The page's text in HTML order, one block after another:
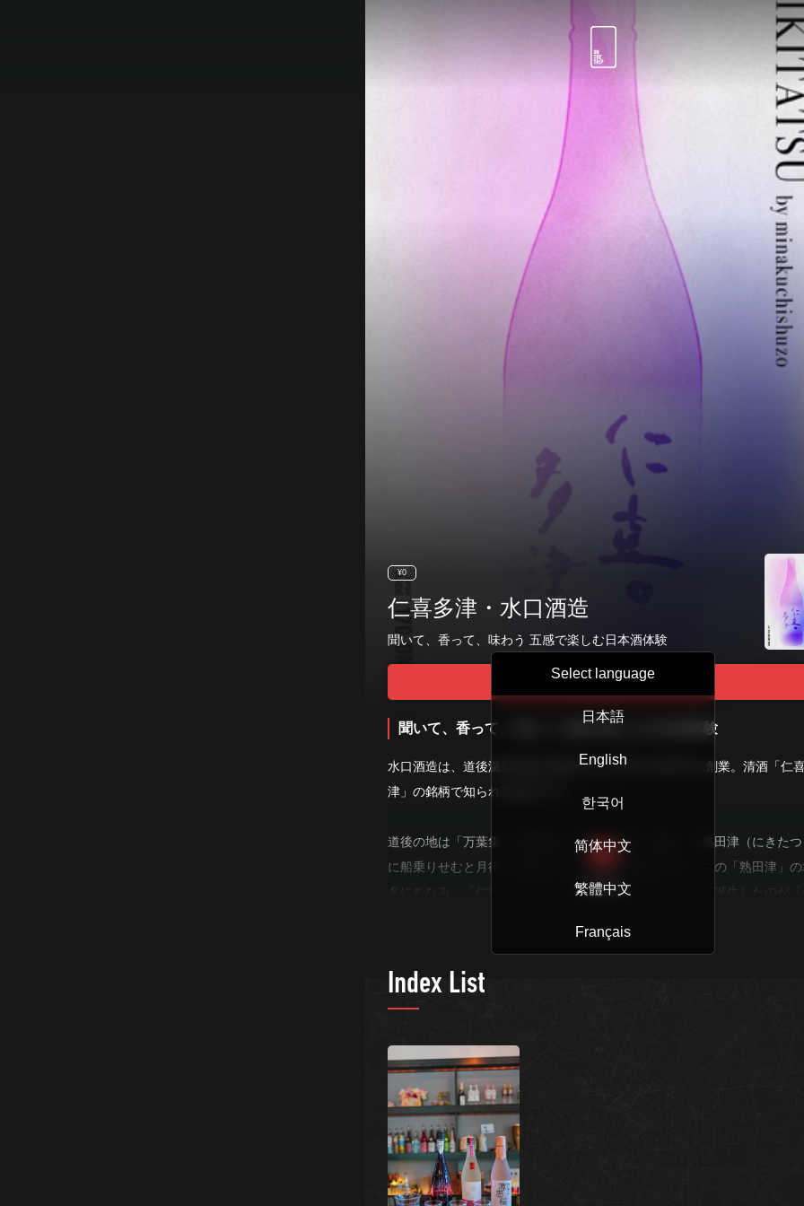
¥0
仁喜多津・水口酒造
聞いて、香って、味わう 五感で楽しむ日本酒体験
Tour Start
聞いて、香って、味わう 五感で楽しむ日本酒体験
水口酒造は、道後温泉本館が建築された翌年の1895年に創業。清酒「仁
津」の銘柄で知られる蔵元です。
道後の地は「万葉集」で次のように詠まれています。「熟田津（にきた
に船乗りせむと月待てば潮もかなひぬ今は漕ぎ出でな」この「熟田津」
名にちなみ、「仁愛と喜び多き津渡」という意味を込めて誕生したのが
んの五感をふくらませるお手伝いをしたいと思います。
READ MORE
Index List
Select language
日本語
English
한국어
简体中文
繁體中文
Français